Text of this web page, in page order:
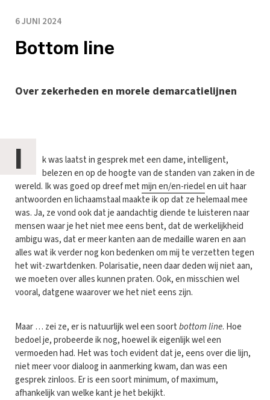
6 JUNI 2024
Bottom line
Over zekerheden en morele demarcatielijnen
I
k was laatst in gesprek met een dame, intelligent,
belezen en op de hoogte van de standen van zaken in de
wereld. Ik was goed op dreef metmijn en/en-riedelen uit haar
antwoorden en lichaamstaal maakte ik op dat ze helemaal mee
was. Ja, ze vond ook dat je aandachtig diende te luisteren naar
mensen waar je het niet mee eens bent, dat de werkelijkheid
ambigu was, dat er meer kanten aan de medaille waren en aan
alles wat ik verder nog kon bedenken om mij te verzetten tegen
het wit-zwartdenken. Polarisatie, neen daar deden wij niet aan,
we moeten over alles kunnen praten. Ook, en misschien wel
vooral, datgene waarover we het niet eens zijn.
Maar … zei ze, er is natuurlijk wel een soortbottom line. Hoe
bedoel je, probeerde ik nog, hoewel ik eigenlijk wel een
vermoeden had. Het was toch evident dat je, eens over die lijn,
niet meer voor dialoog in aanmerking kwam, dan was een
gesprek zinloos. Er is een soort minimum, of maximum,
afhankelijk van welke kant je het bekijkt.